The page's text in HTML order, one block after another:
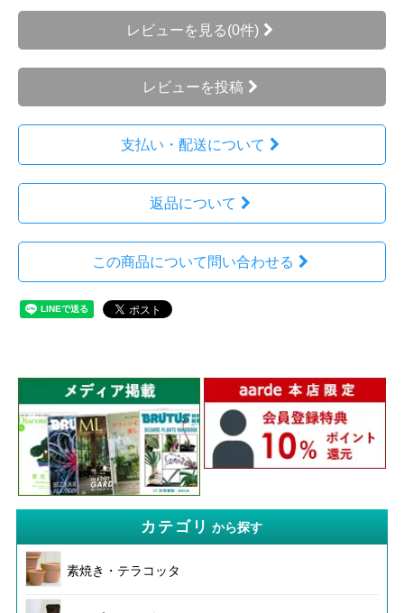
レビューを見る(0件)
レビューを投稿
支払い・配送について
返品について
この商品について問い合わせる
カテゴリ から探す
素焼き・テラコッタ